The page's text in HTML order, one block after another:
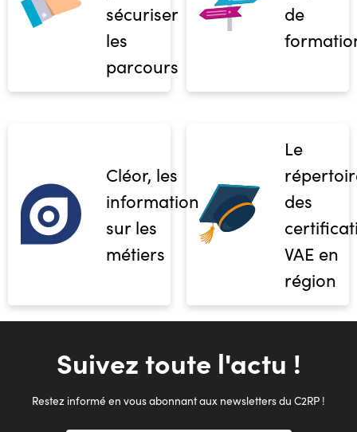
sécuriser
les
parcours
de
Cléor, les
informations
sur les
métiers
Le
des
VAE en
région
Suivez toute l'actu !
Restez informé en vous abonnant aux newsletters du C2RP !